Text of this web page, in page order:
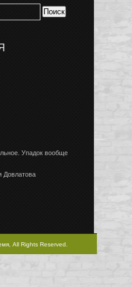
Упадок вообще
Довлатова
All Rights Reserved.